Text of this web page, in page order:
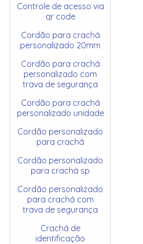
Controle de acesso via
qr code
Cordão para crachá
personalizado 20mm
Cordão para crachá
personalizado com
trava de segurança
Cordão para crachá
personalizado unidade
Cordão personalizado
para crachá
Cordão personalizado
para crachá sp
Cordão personalizado
para crachá com
trava de segurança
Crachá de
identificação